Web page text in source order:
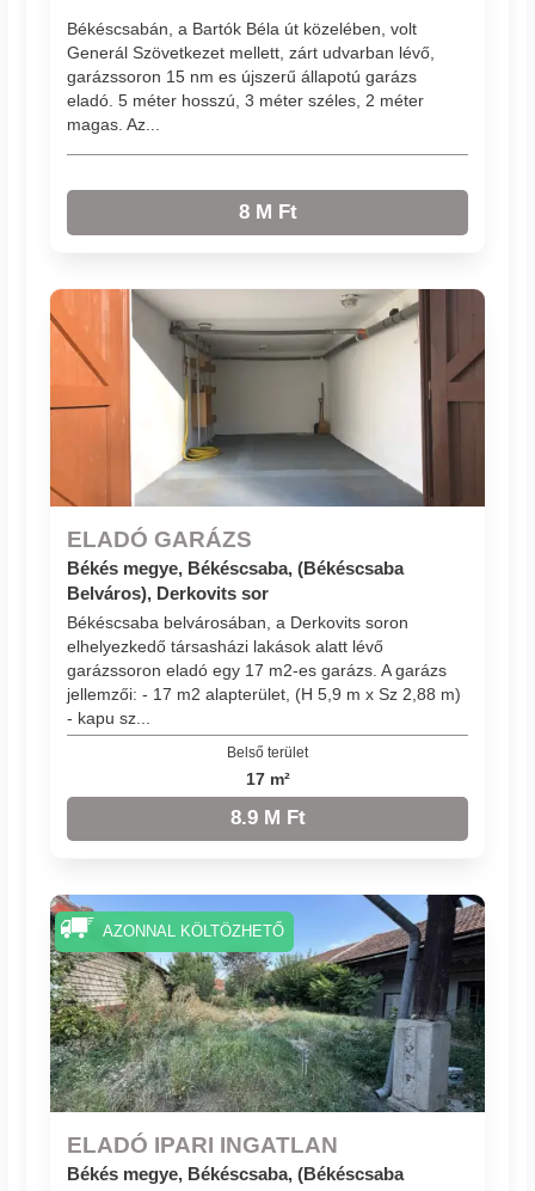
Békéscsabán, a Bartók Béla út közelében, volt
Generál Szövetkezet mellett, zárt udvarban lévő,
garázssoron 15 nm es újszerű állapotú garázs
eladó. 5 méter hosszú, 3 méter széles, 2 méter
magas. Az...
8 M Ft
ELADÓ GARÁZS
Békés megye, Békéscsaba, (Békéscsaba
Belváros), Derkovits sor
Békéscsaba belvárosában, a Derkovits soron
elhelyezkedő társasházi lakások alatt lévő
garázssoron eladó egy 17 m2-es garázs. A garázs
jellemzői: - 17 m2 alapterület, (H 5,9 m x Sz 2,88 m)
- kapu sz...
Belső terület
17 m²
8.9 M Ft
ELADÓ IPARI INGATLAN
Békés megye, Békéscsaba, (Békéscsaba
AZONNAL KÖLTÖZHETŐ